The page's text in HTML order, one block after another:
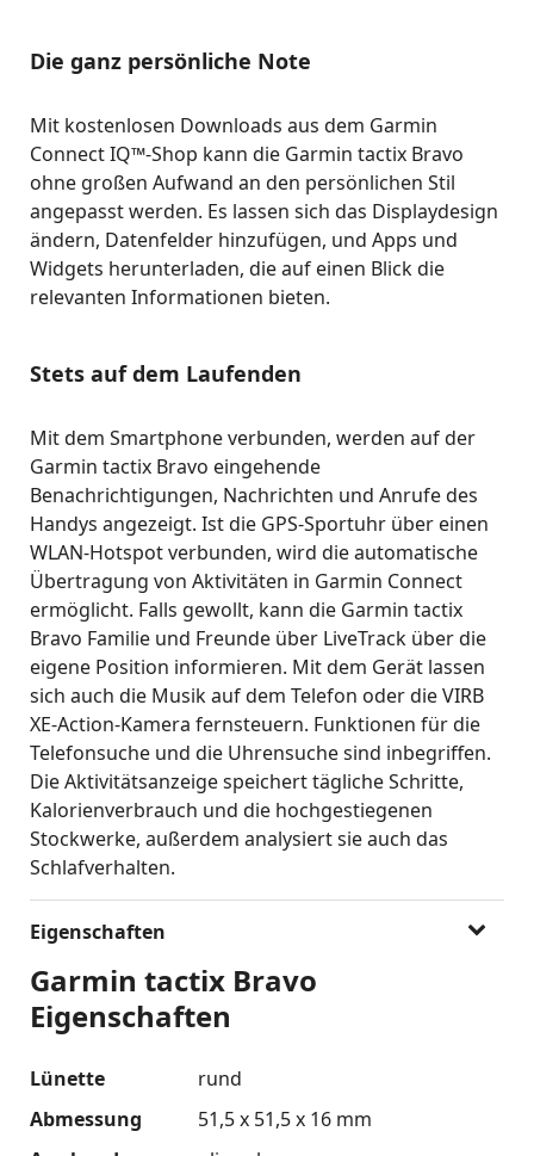
Die ganz persönliche Note
Mit kostenlosen Downloads aus dem Garmin
Connect IQ™-Shop kann die Garmin tactix Bravo
ohne großen Aufwand an den persönlichen Stil
angepasst werden. Es lassen sich das Displaydesign
ändern, Datenfelder hinzufügen, und Apps und
Widgets herunterladen, die auf einen Blick die
relevanten Informationen bieten.
Stets auf dem Laufenden
Mit dem Smartphone verbunden, werden auf der
Garmin tactix Bravo eingehende
Benachrichtigungen, Nachrichten und Anrufe des
Handys angezeigt. Ist die GPS-Sportuhr über einen
WLAN-Hotspot verbunden, wird die automatische
Übertragung von Aktivitäten in Garmin Connect
ermöglicht. Falls gewollt, kann die Garmin tactix
Bravo Familie und Freunde über LiveTrack über die
eigene Position informieren. Mit dem Gerät lassen
sich auch die Musik auf dem Telefon oder die VIRB
XE-Action-Kamera fernsteuern. Funktionen für die
Telefonsuche und die Uhrensuche sind inbegriffen.
Die Aktivitätsanzeige speichert tägliche Schritte,
Kalorienverbrauch und die hochgestiegenen
Stockwerke, außerdem analysiert sie auch das
Schlafverhalten.
Eigenschaften
Garmin tactix Bravo
Eigenschaften
Lünette
rund
Abmessung
51,5 x 51,5 x 16 mm